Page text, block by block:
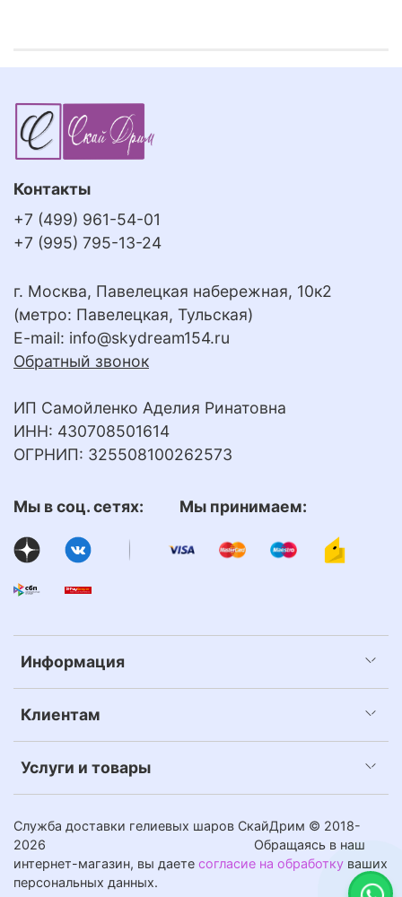
Информация
Клиентам
Услуги и товары
Контакты
+7 (499) 961-54-01
+7 (995) 795-13-24
г. Москва, Павелецкая набережная, 10к2
(метро: Павелецкая, Тульская)
E-mail: info@skydream154.ru
Обратный звонок
ИП Самойленко Аделия Ринатовна
ИНН: 430708501614
ОГРНИП: 325508100262573
Мы в соц. сетях: Мы принимаем:
Служба доставки гелиевых шаров СкайДрим © 2018-
2026 Обращаясь в наш
интернет-магазин, вы даете согласие на обработку ваших
персональных данных.